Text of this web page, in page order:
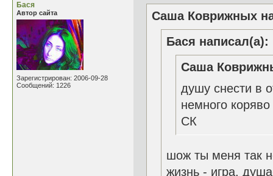
Бася
Автор сайта
Зарегистрирован: 2006-09-28
Сообщений: 1226
Саша Коврижных
Бася написал(а):
Саша
душу снести в
немного
СК
шож ты меня так
жизнь - игра,